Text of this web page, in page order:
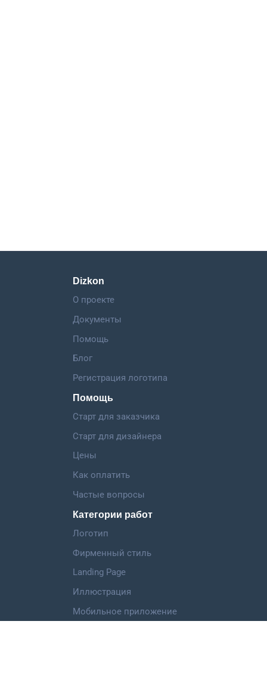
Dizkon
О проекте
Документы
Помощь
Блог
Регистрация логотипа
Помощь
Старт для заказчика
Старт для дизайнера
Цены
Как оплатить
Частые вопросы
Категории работ
Логотип
Фирменный стиль
Landing Page
Иллюстрация
Мобильное приложение